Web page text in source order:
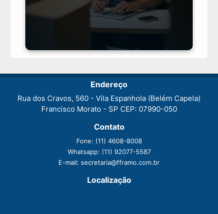
Endereço
Rua dos Cravos, 560 - Vila Espanhola (Belém Capela)
Francisco Morato - SP CEP: 07990-050
Contato
Fone: (11) 4608-8008
Whatsapp: (11) 92077-5587
E-mail: secretaria@fframo.com.br
Localização